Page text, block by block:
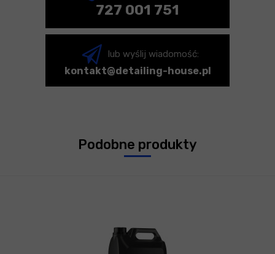
727 001 751
lub wyślij wiadomość:
kontakt@detailing-house.pl
Podobne produkty